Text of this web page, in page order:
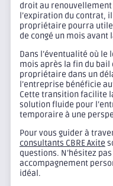
droit au
l’expiration du contrat,
propriétaire pourra
de congé un mois
Dans l’éventualité où
mois après la fin du
propriétaire dans un
l’entreprise bénéficie
Cette transition facilite
solution fluide pour
temporaire à une
Pour vous guider à
consultants CBRE Axite
questions. N’hésitez
accompagnement
idéal.